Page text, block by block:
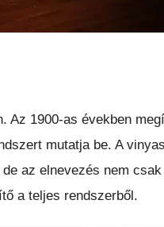
Az 1900-as években
mutatja be. A
az elnevezés nem
a teljes rendszerből.